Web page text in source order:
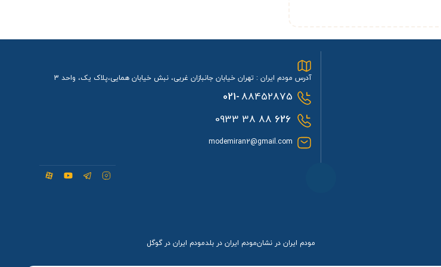
آدرس مودم ایران : تهران خیابان جانبازان غربی، نبش خیابان همایی،پلاک یک، واحد 3
021-88452875
626
88 38 0933
modemiran2@gmail.com
مودم ایران در نشانمودم ایران در بلدمودم ایران در گوگل